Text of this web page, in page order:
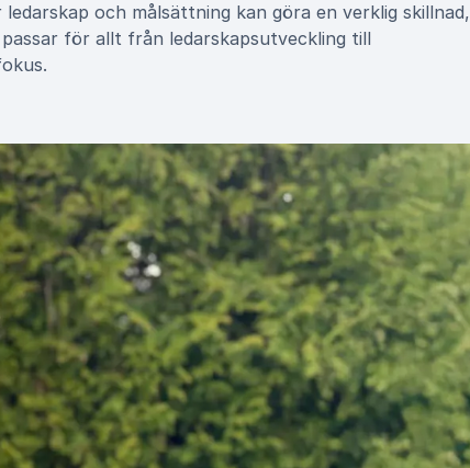
och målsättning kan göra en verklig skillnad,
för allt från ledarskapsutveckling till